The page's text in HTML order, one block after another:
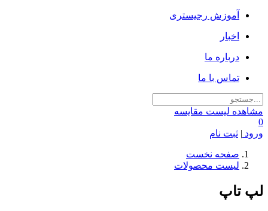
آموزش رجیستری
اخبار
درباره ما
تماس با ما
مشاهده لیست مقایسه
0
ورود | ثبت نام
صفحه نخست
لیست محصولات
لپ تاپ